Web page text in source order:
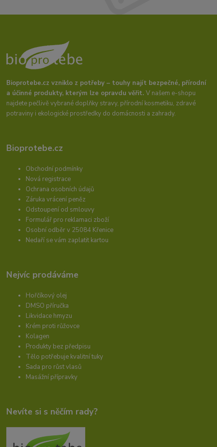
Bioprotebe.cz vzniklo z potřeby – touhy najít bezpečné, přírodní
a účinné produkty, kterým lze opravdu věřit.V našem e-shopu
najdete pečlivě vybrané doplňky stravy, přírodní kosmetiku, zdravé
potraviny i ekologické prostředky do domácnosti a zahrady.
Bioprotebe.cz
Obchodní podmínky
Nová registrace
Ochrana osobních údajů
Záruka vrácení peněz
Odstoupení od smlouvy
Formulář pro reklamaci zboží
Osobní odběr v 25084 Křenice
Nedaří se vám zaplatit kartou
Nejvíc prodáváme
Hořčíkový olej
DMSO příručka
Likvidace hmyzu
Krém proti růžovce
Kolagen
Produkty bez předpisu
Tělo potřebuje kvalitní tuky
Sada pro růst vlasů
Masážní přípravky
Nevíte si s něčím rady?